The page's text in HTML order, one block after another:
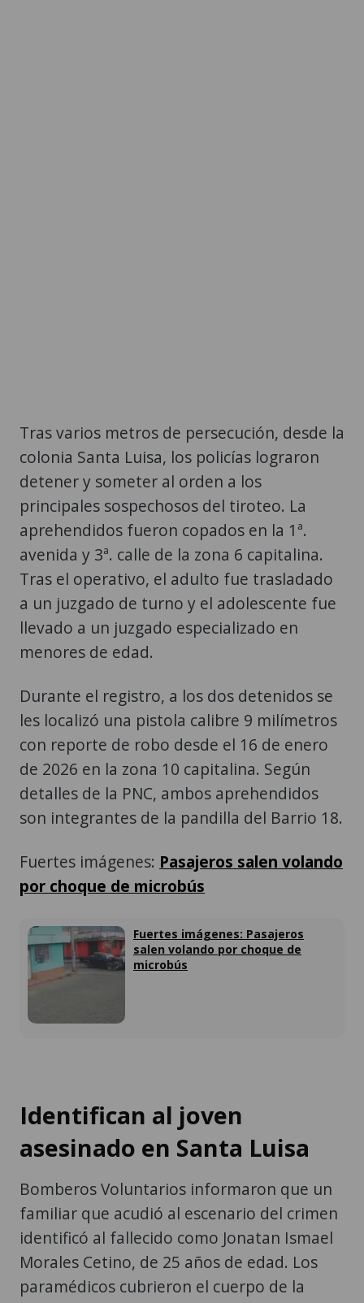
Tras varios metros de persecución, desde la
colonia Santa Luisa, los policías lograron
detener y someter al orden a los
principales sospechosos del tiroteo. La
aprehendidos fueron copados en la 1ª.
avenida y 3ª. calle de la zona 6 capitalina.
Tras el operativo, el adulto fue trasladado
a un juzgado de turno y el adolescente fue
llevado a un juzgado especializado en
menores de edad.
Durante el registro, a los dos detenidos se
les localizó una pistola calibre 9 milímetros
con reporte de robo desde el 16 de enero
de 2026 en la zona 10 capitalina. Según
detalles de la PNC, ambos aprehendidos
son integrantes de la pandilla del Barrio 18.
Fuertes imágenes: Pasajeros salen volando
por choque de microbús
Fuertes imágenes: Pasajeros
salen volando por choque de
microbús
Identifican al joven
asesinado en Santa Luisa
Bomberos Voluntarios informaron que un
familiar que acudió al escenario del crimen
identificó al fallecido como Jonatan Ismael
Morales Cetino, de 25 años de edad. Los
paramédicos cubrieron el cuerpo de la